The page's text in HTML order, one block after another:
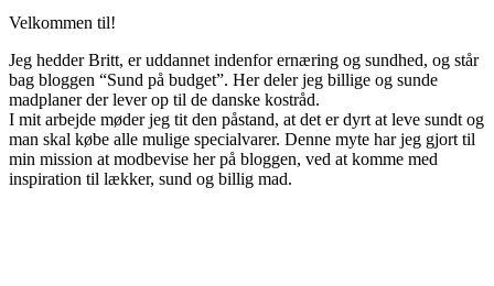
Velkommen til!
Jeg hedder Britt, er uddannet indenfor ernæring og sundhed, og står
bag bloggen “Sund på budget”. Her deler jeg billige og sunde
madplaner der lever op til de danske kostråd.
I mit arbejde møder jeg tit den påstand, at det er dyrt at leve sundt og
man skal købe alle mulige specialvarer. Denne myte har jeg gjort til
min mission at modbevise her på bloggen, ved at komme med
inspiration til lækker, sund og billig mad.